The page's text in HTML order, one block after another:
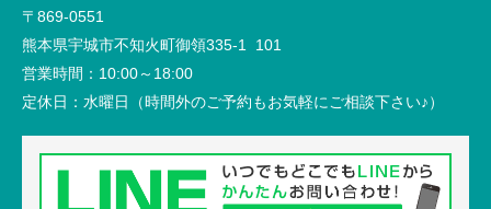
〒869-0551
熊本県宇城市不知火町御領335-1 101
営業時間： 10:00～18:00
定休日： 水曜日（時間外のご予約もお気軽にご相談下さい♪）